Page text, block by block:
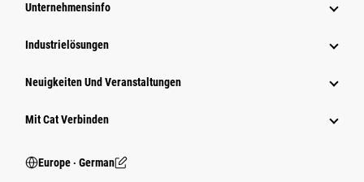
Unternehmensinfo
Industrielösungen
Neuigkeiten Und Veranstaltungen
Mit Cat Verbinden
Europe ‧ German